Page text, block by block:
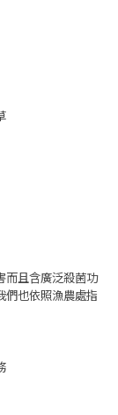
而且含廣泛殺菌功
們也依照漁農處指